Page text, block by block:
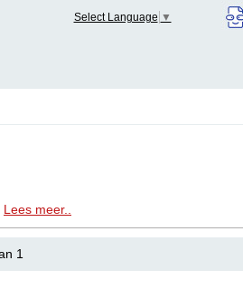
Select Language ▼
Lees meer..
1